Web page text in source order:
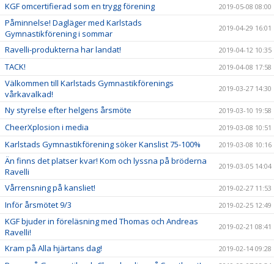
KGF omcertifierad som en trygg förening 2019-05-08 08:00
Påminnelse! Dagläger med Karlstads
Gymnastikförening i sommar
2019-04-29 16:01
Ravelli-produkterna har landat! 2019-04-12 10:35
TACK! 2019-04-08 17:58
Välkommen till Karlstads Gymnastikförenings
vårkavalkad!
2019-03-27 14:30
Ny styrelse efter helgens årsmöte 2019-03-10 19:58
CheerXplosion i media 2019-03-08 10:51
Karlstads Gymnastikförening söker Kanslist 75-100% 2019-03-08 10:16
Än finns det platser kvar! Kom och lyssna på bröderna
Ravelli
2019-03-05 14:04
Vårrensning på kansliet! 2019-02-27 11:53
Inför årsmötet 9/3 2019-02-25 12:49
KGF bjuder in föreläsning med Thomas och Andreas
Ravelli!
2019-02-21 08:41
Kram på Alla hjärtans dag! 2019-02-14 09:28